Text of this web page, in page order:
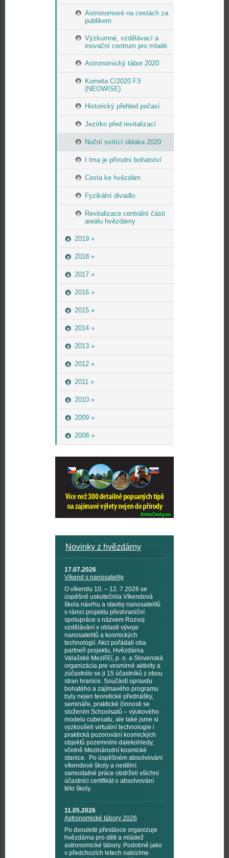
Astronomové na cestách za
publikem
Výzkumné, vzdělávací a
inovační centrum pro mladé
Astronomický tábor 2020
Kometa C/2020 F3
(NEOWISE)
Historický přehled počasí
Jezírko před revitalizací
Noční svítící oblaka 2020
I tma je přírodní bohatství
Cesta ke hvězdám
Fyzikální divadlo
Revitalizace centrální části
areálu hvězdárny
2019 »
2018 »
2017 »
2016 »
2015 »
2014 »
2013 »
2012 »
2011 »
2010 »
2009 »
2008 »
Novinky z hvězdárny
17.07.2026
Víkend s nanosatelity
O víkendu 10. – 12. 7 2026 se
úspěšně uskutečnila Víkendová
škola návrhu a stavby nanosatelitů
v rámci projektu přeshraniční
spolupráce s názvem Rozvoj
vzdělávání v oblasti vývoje
nanosatelitů a kosmických
technologií. Akci pořádali oba
partneři projektu, Hvězdárna
Valašské Meziříčí, p. o. a Slovenská
organizácia pre vesmírné aktivity a
zúčastnilo se ji 15 účastníků z obou
stran hranice. Součástí opravdu
bohatého a zajímavého programu
byly nejen teoretické přednášky,
semináře, praktické činnosti se
složením Schoolsatů – výukového
modelu cubesatu, ale také jsme si
vyzkoušeli virtuální technologie i
praktická pozorování kosmických
objektů pozemními dalekohledy,
včetně Mezinárodní kosmické
stanice. Po úspěšném absolvování
víkendové školy a nedělní
samostatné práce obdrželi všichni
účastníci certifikát o absolvování
této školy.
11.05.2026
Astronomické tábory 2026
Po dvouleté přestávce organizuje
hvězdárna pro děti a mládež
astronomické tábory. Podobně jako
v předchozích letech nabízíme